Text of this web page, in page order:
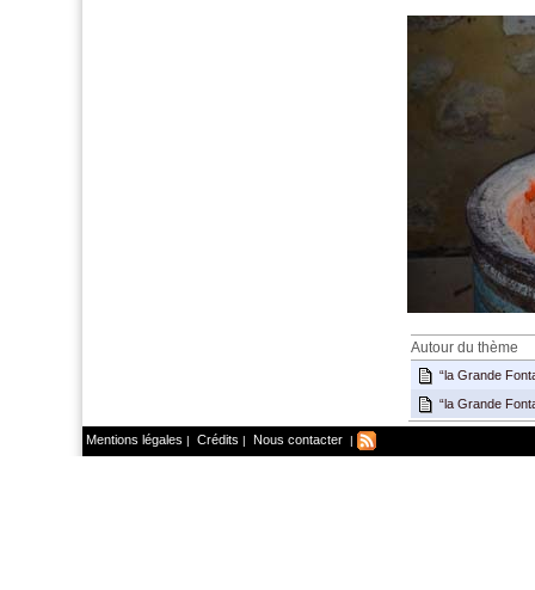
Autour du thème
“la Grande
“la Grande
Mentions légales | Crédits | Nous contacter |